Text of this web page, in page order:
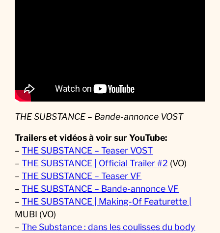
THE SUBSTANCE – Bande-annonce VOST
Trailers et vidéos à voir sur YouTube:
–THE SUBSTANCE – Teaser VOST
–THE SUBSTANCE | Official Trailer #2 (VO)
–THE SUBSTANCE – Teaser VF
–THE SUBSTANCE – Bande-annonce VF
–THE SUBSTANCE | Making-Of Featurette |
MUBI (VO)
–The Substance : dans les coulisses du body